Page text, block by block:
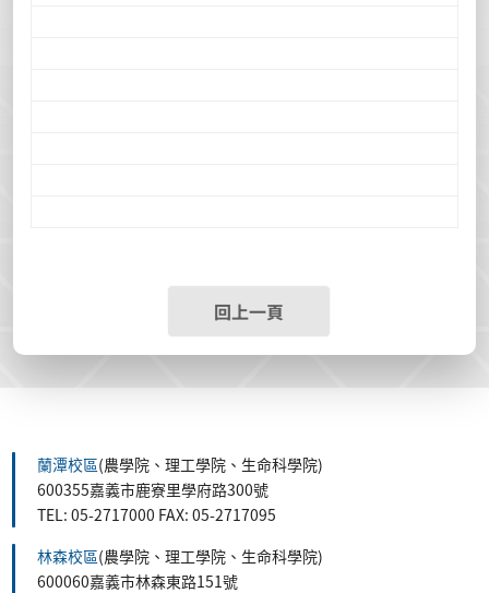
回上一頁
蘭潭校區(農學院、理工學院、生命科學院)
600355嘉義市鹿寮里學府路300號
TEL: 05-2717000 FAX: 05-2717095
林森校區(農學院、理工學院、生命科學院)
600060嘉義市林森東路151號